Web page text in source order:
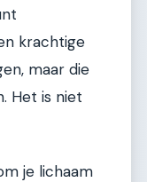
krachtige
maar die
Het is niet
je lichaam